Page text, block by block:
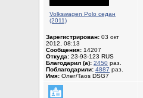
Volkswagen Polo седан
(2011)
Зарегистрирован: 03 окт
2012, 08:13
Сообщения: 14207
Откуда: 23-93-123 RUS
Благодарил (а): 2450 раз.
Поблагодарили: 4887 раз.
Имя: Олег/Taos DSG7